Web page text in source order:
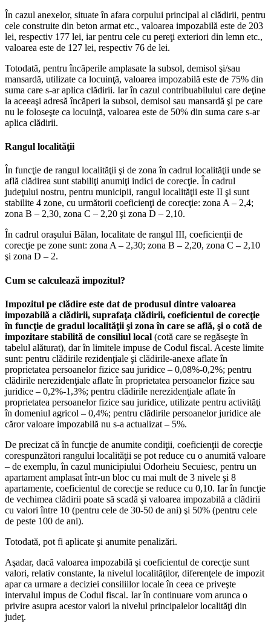
În cazul anexelor, situate în afara corpului principal al clădirii, pentru
cele construite din beton armat etc., valoarea impozabilă este de 203
lei, respectiv 177 lei, iar pentru cele cu pereţi exteriori din lemn etc.,
valoarea este de 127 lei, respectiv 76 de lei.
Totodată, pentru încăperile amplasate la subsol, demisol şi/sau
mansardă, utilizate ca locuinţă, valoarea impozabilă este de 75% din
suma care s-ar aplica clădirii. Iar în cazul contribuabilului care deţine
la aceeaşi adresă încăperi la subsol, demisol sau mansardă şi pe care
nu le foloseşte ca locuinţă, valoarea este de 50% din suma care s-ar
aplica clădirii.
Rangul localităţii
În funcţie de rangul localităţii şi de zona în cadrul localităţii unde se
află clădirea sunt stabiliţi anumiţi indici de corecţie. În cadrul
judeţului nostru, pentru municipii, rangul localităţii este II şi sunt
stabilite 4 zone, cu următorii coeficienţi de corecţie: zona A – 2,4;
zona B – 2,30, zona C – 2,20 şi zona D – 2,10.
În cadrul oraşului Bălan, localitate de rangul III, coeficienţii de
corecţie pe zone sunt: zona A – 2,30; zona B – 2,20, zona C – 2,10
şi zona D – 2.
Cum se calculează impozitul?
Impozitul pe clădire este dat de produsul dintre valoarea
impozabilă a clădirii, suprafaţa clădirii, coeficientul de corecţie
în funcţie de gradul localităţii şi zona în care se află, şi o cotă de
impozitare stabilită de consiliul local (cotă care se regăseşte în
tabelul alăturat), dar în limitele impuse de Codul fiscal. Aceste limite
sunt: pentru clădirile rezidenţiale şi clădirile-anexe aflate în
proprietatea persoanelor fizice sau juridice – 0,08%-0,2%; pentru
clădirile nerezidenţiale aflate în proprietatea persoanelor fizice sau
juridice – 0,2%-1,3%; pentru clădirile nerezidenţiale aflate în
proprietatea persoanelor fizice sau juridice, utilizate pentru activităţi
în domeniul agricol – 0,4%; pentru clădirile persoanelor juridice ale
căror valoare impozabilă nu s-a actualizat – 5%.
De precizat că în funcţie de anumite condiţii, coeficienţii de corecţie
corespunzători rangului localităţii se pot reduce cu o anumită valoare
– de exemplu, în cazul municipiului Odorheiu Secuiesc, pentru un
apartament amplasat într-un bloc cu mai mult de 3 nivele şi 8
apartamente, coeficientul de corecţie se reduce cu 0,10. Iar în funcţie
de vechimea clădirii poate să scadă şi valoarea impozabilă a clădirii
cu valori între 10 (pentru cele de 30-50 de ani) şi 50% (pentru cele
de peste 100 de ani).
Totodată, pot fi aplicate şi anumite penalizări.
Aşadar, dacă valoarea impozabilă şi coeficientul de corecţie sunt
valori, relativ constante, la nivelul localităţilor, diferenţele de impozit
apar ca urmare a deciziei consiliilor locale în ceea ce priveşte
intervalul impus de Codul fiscal. Iar în continuare vom arunca o
privire asupra acestor valori la nivelul principalelor localităţi din
judeţ.